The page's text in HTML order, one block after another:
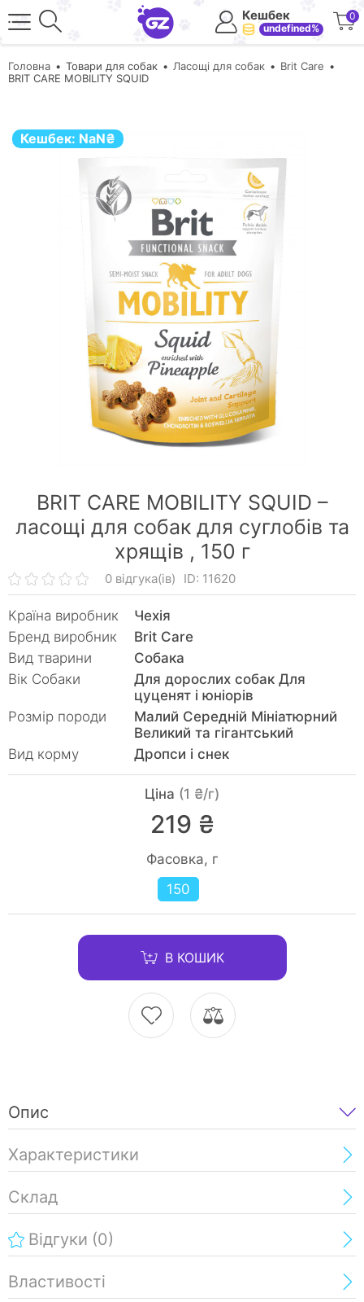
Кешбек
undefined%
0
Головна Товари для собак Ласощі для собак
Brit Care
BRIT CARE MOBILITY SQUID
Кешбек: NaN₴
BRIT CARE MOBILITY SQUID –
ласощі для собак для суглобів та
хрящів , 150 г
0 відгука(ів) ID: 11620
Країна виробник
Чехія
Бренд виробник
Brit Care
Вид тварини
Собака
Вік Собаки
Для дорослих собак Для
цуценят і юніорів
Розмір породи
Малий Середній Мініатюрний
Великий та гігантський
Вид корму
Дропси і снек
Ціна (1 ₴/г)
219 ₴
Фасовка, г
150
В КОШИК
Опис
Характеристики
Склад
Відгуки (0)
Властивості